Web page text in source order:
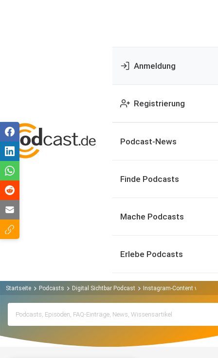
Anmeldung
Registrierung
Podcast-News
Finde Podcasts
Mache Podcasts
Erlebe Podcasts
Startseite Podcasts Digital Sichtbar Podcast Instagram-Content von